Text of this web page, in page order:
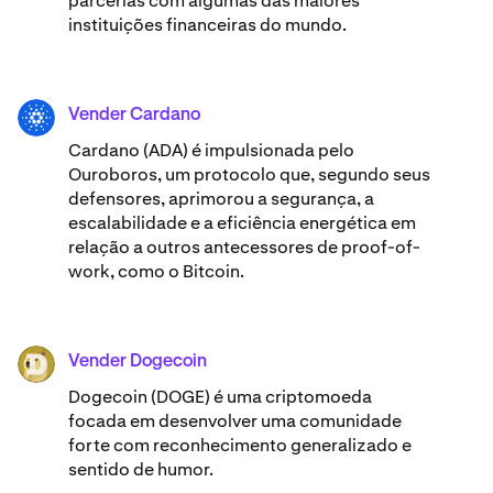
instituições financeiras do mundo.
ADA Vender Cardano
Cardano (ADA) ​​é impulsionada pelo
Ouroboros, um protocolo que, segundo seus
defensores, aprimorou a segurança, a
escalabilidade e a eficiência energética em
relação a outros antecessores de proof-of-
work, como o Bitcoin.
DOGE Vender Dogecoin
Dogecoin (DOGE) é uma criptomoeda
focada em desenvolver uma comunidade
forte com reconhecimento generalizado e
sentido de humor.